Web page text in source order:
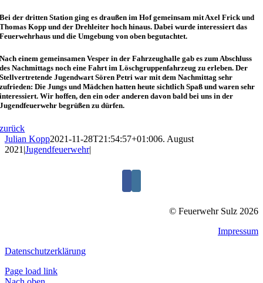
Bei der dritten Station ging es draußen im Hof gemeinsam mit Axel Frick und
Thomas Kopp und der Drehleiter hoch hinaus. Dabei wurde interessiert das
Feuerwehrhaus und die Umgebung von oben begutachtet.
Nach einem gemeinsamen Vesper in der Fahrzeughalle gab es zum Abschluss
des Nachmittags noch eine Fahrt im Löschgruppenfahrzeug zu erleben. Der
Stellvertretende Jugendwart Sören Petri war mit dem Nachmittag sehr
zufrieden: Die Jungs und Mädchen hatten heute sichtlich Spaß und waren sehr
interessiert. Wir hoffen, den ein oder anderen davon bald bei uns in der
Jugendfeuerwehr begrüßen zu dürfen.
zurück
Julian Kopp2021-11-28T21:54:57+01:006. August
2021 |Jugendfeuerwehr|
© Feuerwehr Sulz 2026
Impressum
Datenschutzerklärung
Page load link